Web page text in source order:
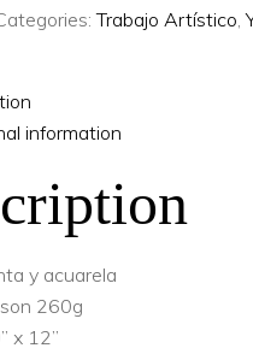
Trabajo Artístico ,
information
y acuarela
260g
x 12”